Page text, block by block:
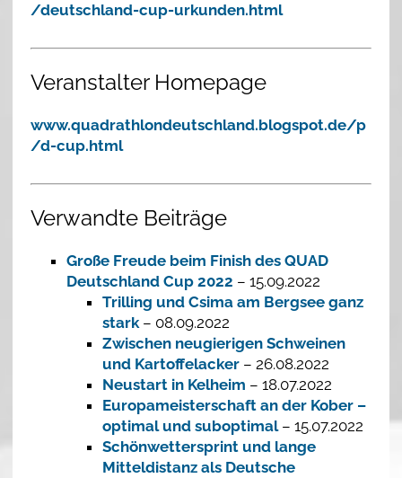
/deutschland-cup-urkunden.html
Veranstalter Homepage
www.quadrathlondeutschland.blogspot.de/p
/d-cup.html
Verwandte Beiträge
Große Freude beim Finish des QUAD
Deutschland Cup 2022 – 15.09.2022
Trilling und Csima am Bergsee ganz
stark– 08.09.2022
Zwischen neugierigen Schweinen
und Kartoffelacker – 26.08.2022
Neustart in Kelheim – 18.07.2022
Europameisterschaft an der Kober –
optimal und suboptimal– 15.07.2022
Schönwettersprint und lange
Mitteldistanz als Deutsche